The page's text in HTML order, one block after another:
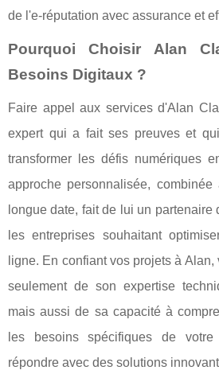
de l'e-réputation avec assurance et
Pourquoi Choisir Alan
Besoins Digitaux ?
Faire appel aux services d'Alan
expert qui a fait ses preuves et
transformer les défis numériques
approche personnalisée,
longue date, fait de lui un partenaire
les entreprises souhaitant
ligne. En confiant vos projets à
seulement de son expertise
mais aussi de sa capacité à
les besoins spécifiques de
répondre avec des solutions